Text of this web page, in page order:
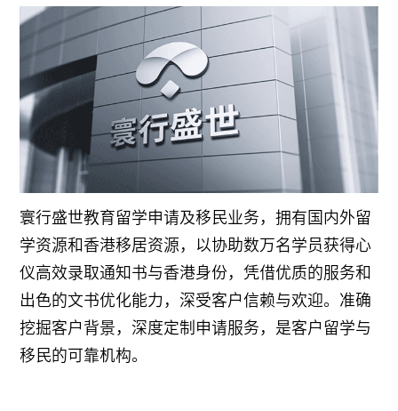
寰行盛世教育留学申请及移民业务，拥有国内外留
学资源和香港移居资源，以协助数万名学员获得心
仪高效录取通知书与香港身份，凭借优质的服务和
出色的文书优化能力，深受客户信赖与欢迎。准确
挖掘客户背景，深度定制申请服务，是客户留学与
移民的可靠机构。